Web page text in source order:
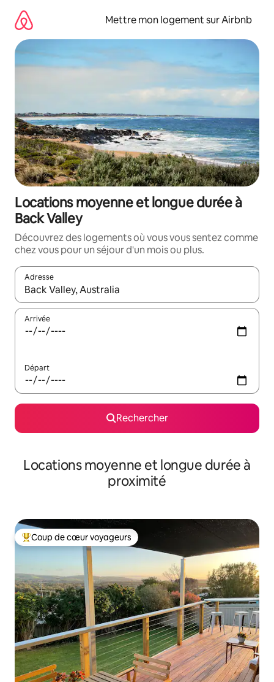
directement
contenu
Mettre mon logement sur Airbnb
Locations moyenne et longue durée à
Back Valley
Découvrez des logements où vous vous sentez comme
chez vous pour un séjour d'un mois ou plus.
Adresse
Lorsque les résultats s'affichent, utilisez les flèches vers le
Arrivée
Départ
Rechercher
Locations moyenne et longue durée à
proximité
Coups de cœur voyageurs les plus appréciés
Coup de cœur voyageurs